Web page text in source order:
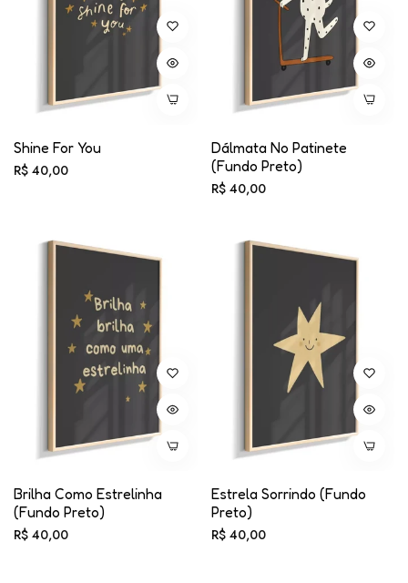
Shine For You
Preço
R$ 40,00
Dálmata No Patinete
(fundo Preto)
Preço
R$ 40,00
Brilha Como Estrelinha
(fundo Preto)
Preço
R$ 40,00
Estrela Sorrindo (fundo
Preto)
Preço
R$ 40,00